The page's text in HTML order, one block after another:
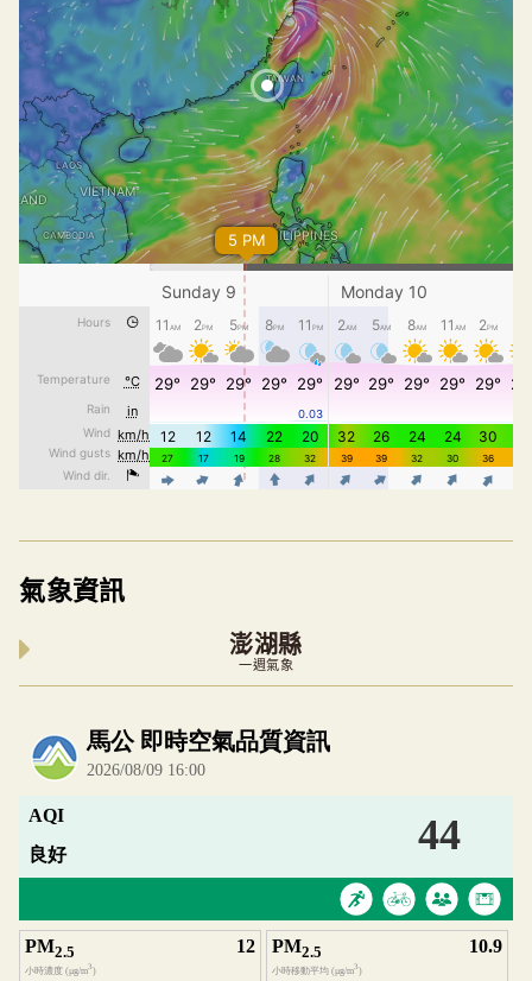
氣象資訊
澎湖縣
一週氣象
內嵌空氣品質小工具為視覺預覽，完整即時空